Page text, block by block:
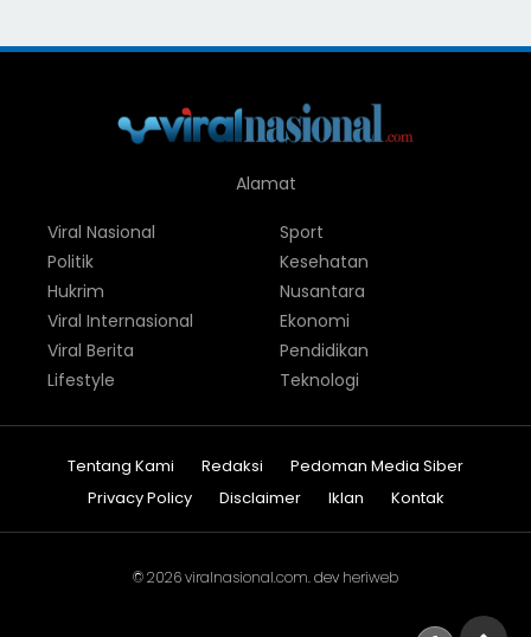
Alamat
Viral Nasional
Politik
Hukrim
Viral Internasional
Viral Berita
Lifestyle
Sport
Kesehatan
Nusantara
Ekonomi
Pendidikan
Teknologi
Tentang Kami Redaksi
Pedoman Media Siber
Privacy Policy
Disclaimer Iklan Kontak
© 2026viralnasional.com. dev heriweb